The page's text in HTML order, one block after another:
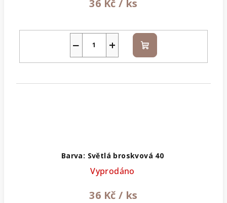
36 Kč / ks
+
− Do
košíku
Barva: Světlá broskvová 40
Vyprodáno
36 Kč / ks